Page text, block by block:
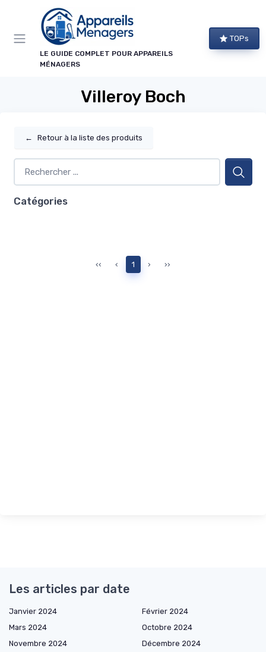
LE GUIDE COMPLET POUR APPAREILS
MÉNAGERS
TOPs
Villeroy Boch
← Retour à la liste des produits
Catégories
‹‹ ‹ 1 › ››
Les articles par date
Janvier 2024
Février 2024
Mars 2024
Octobre 2024
Novembre 2024
Décembre 2024
Panneau de gestion des cookies